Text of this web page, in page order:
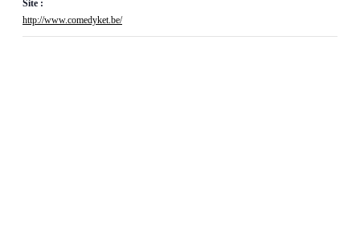
Site :
http://www.comedyket.be/